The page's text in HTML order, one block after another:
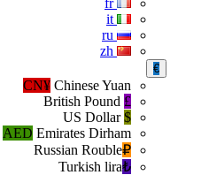
€
CN¥ Chinese Yuan
£
$
US Dollar
AED Emirates Dirham
₽‎
Russian Rouble
₺‎
Turkish lira